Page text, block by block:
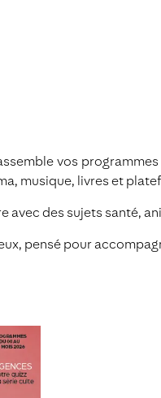
vos
musique, livres et
avec des sujets santé,
pensé pour